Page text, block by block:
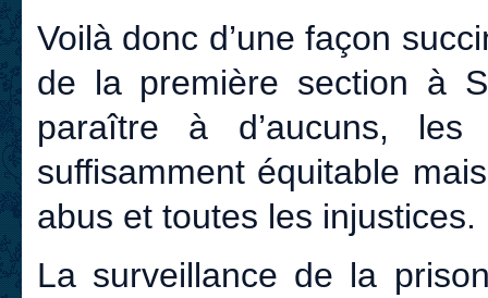
Voilà donc d’une façon
de la première section à
paraître à d’aucuns,
suffisamment équitable
abus et toutes les injustices.
La surveillance de la